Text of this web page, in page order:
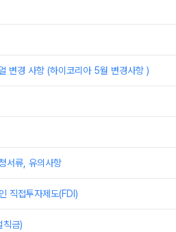
변경 사항 (하이코리아 5월 변경사항 )
서류, 유의사항
직접투자제도(FDI)
칙금)